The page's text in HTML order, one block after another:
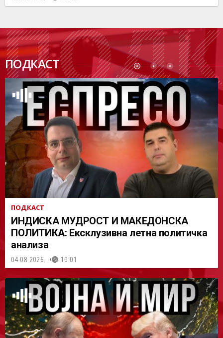
ПОДКАСТ
ПОДК
АСТ
ПОДКАСТ
ИНДИСКА МУДРОСТ И МАКЕДОНСКА
ПОЛИТИКА: Ексклузивна летна политичка
анализа
04.08.2026. 10:01